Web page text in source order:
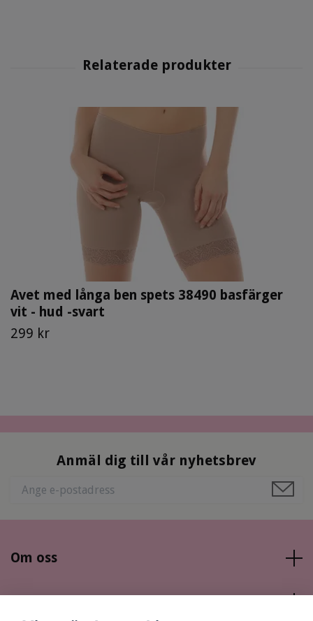
Avet med långa ben spets 38490 basfärger
vit - hud -svart
299 kr
Anmäl dig till vår nyhetsbrev
Om oss